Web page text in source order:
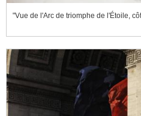
"Vue de l'Arc de triomphe de l'Étoile,